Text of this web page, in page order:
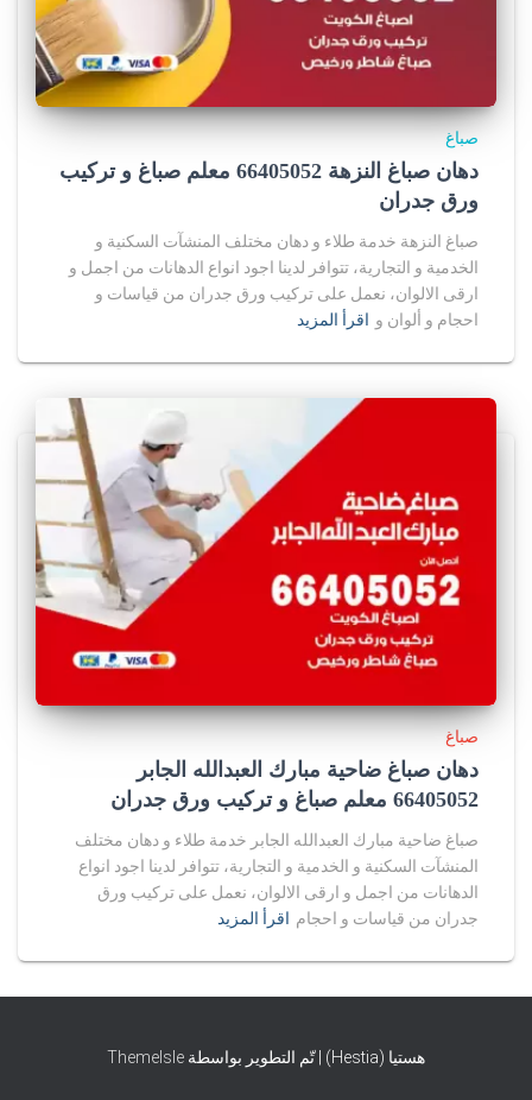
صباغ
دهان صباغ النزهة 66405052 معلم صباغ و تركيب
ورق جدران
صباغ النزهة خدمة طلاء و دهان مختلف المنشآت السكنية و
الخدمية و التجارية، تتوافر لدينا اجود انواع الدهانات من اجمل و
ارقى الالوان، نعمل على تركيب ورق جدران من قياسات و
احجام و ألوان و اقرأ المزيد
صباغ
دهان صباغ ضاحية مبارك العبدالله الجابر
66405052 معلم صباغ و تركيب ورق جدران
صباغ ضاحية مبارك العبدالله الجابر خدمة طلاء و دهان مختلف
المنشآت السكنية و الخدمية و التجارية، تتوافر لدينا اجود انواع
الدهانات من اجمل و ارقى الالوان، نعمل على تركيب ورق
جدران من قياسات و احجام اقرأ المزيد
هستيا (Hestia) | تّم التطوير بواسطة ThemeIsle